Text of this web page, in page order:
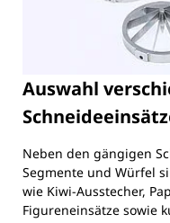
Auswahl
Neben den gängigen
Segmente und Würfel
wie Kiwi-Ausstecher,
Figureneinsätze sowie